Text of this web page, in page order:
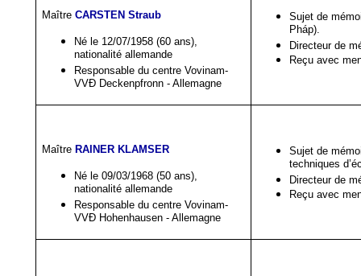
MaîtreCARSTEN Straub
Né le 12/07/1958 (60 ans),
nationalité allemande
Responsable du centre Vovinam-
VVĐ Deckenpfronn - Allemagne
Sujet de
Pháp).
Directeur de
Reçu avec
Maître RAINER KLAMSER
Né le 09/03/1968 (50 ans),
nationalité allemande
Responsable du centre Vovinam-
VVĐ Hohenhausen - Allemagne
Sujet de
techniques
Directeur de
Reçu avec